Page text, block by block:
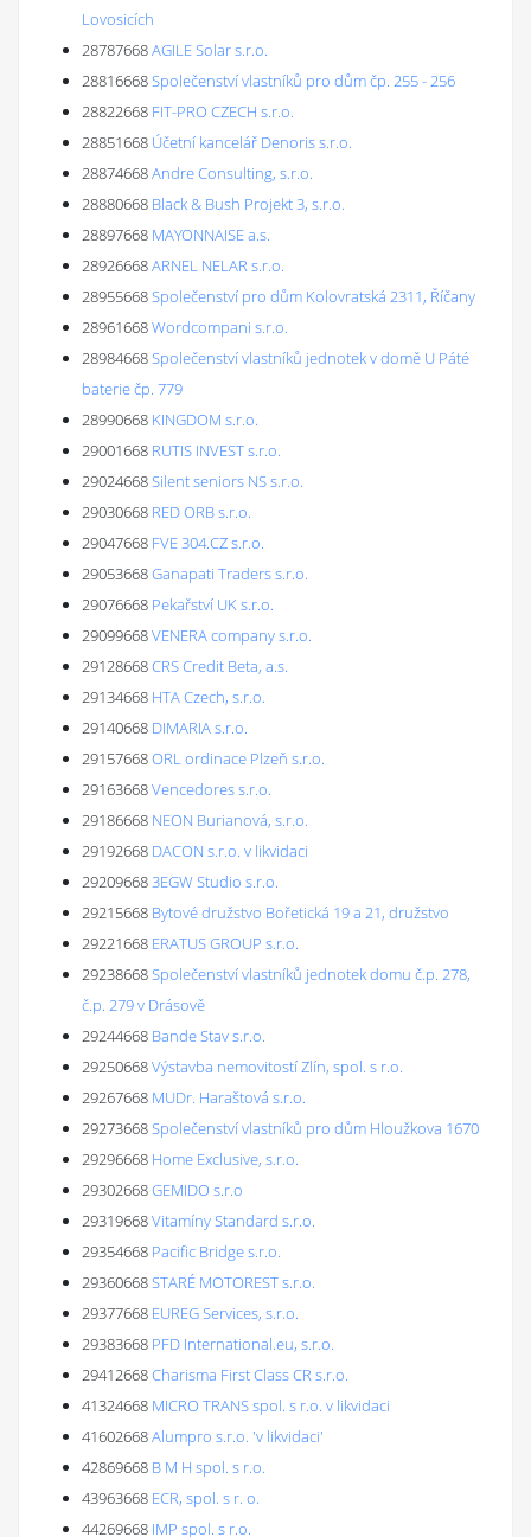
Lovosicích
28787668AGILE Solar s.r.o.
28816668Společenství vlastníků pro dům čp. 255 - 256
28822668 FIT-PRO CZECH s.r.o.
28851668 Účetní kancelář Denoris s.r.o.
28874668Andre Consulting, s.r.o.
28880668 Black & Bush Projekt 3, s.r.o.
28897668 MAYONNAISE a.s.
28926668ARNEL NELAR s.r.o.
28955668Společenství pro dům Kolovratská 2311, Říčany
28961668Wordcompani s.r.o.
28984668Společenství vlastníků jednotek v domě U Páté
baterie čp. 779
28990668 KINGDOM s.r.o.
29001668 RUTIS INVEST s.r.o.
29024668Silent seniors NS s.r.o.
29030668 RED ORB s.r.o.
29047668 FVE 304.CZ s.r.o.
29053668Ganapati Traders s.r.o.
29076668 Pekařství UK s.r.o.
29099668VENERA company s.r.o.
29128668CRS Credit Beta, a.s.
29134668 HTA Czech, s.r.o.
29140668 DIMARIA s.r.o.
29157668ORL ordinace Plzeň s.r.o.
29163668Vencedores s.r.o.
29186668 NEON Burianová, s.r.o.
29192668 DACON s.r.o. v likvidaci
292096683EGW Studio s.r.o.
29215668 Bytové družstvo Bořetická 19 a 21, družstvo
29221668 ERATUS GROUP s.r.o.
29238668Společenství vlastníků jednotek domu č.p. 278,
č.p. 279 v Drásově
29244668 Bande Stav s.r.o.
29250668Výstavba nemovitostí Zlín, spol. s r.o.
29267668 MUDr. Haraštová s.r.o.
29273668Společenství vlastníků pro dům Hloužkova 1670
29296668 Home Exclusive, s.r.o.
29302668GEMIDO s.r.o
29319668Vitamíny Standard s.r.o.
29354668 Pacific Bridge s.r.o.
29360668STARÉ MOTOREST s.r.o.
29377668 EUREG Services, s.r.o.
29383668 PFD International.eu, s.r.o.
29412668Charisma First Class CR s.r.o.
41324668 MICRO TRANS spol. s r.o. v likvidaci
41602668Alumpro s.r.o. 'v likvidaci'
42869668 B M H spol. s r.o.
43963668 ECR, spol. s r. o.
44269668 IMP spol. s r.o.